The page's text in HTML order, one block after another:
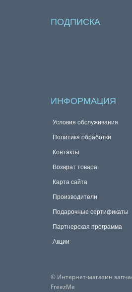
ПОДПИСКА
ИНФОРМАЦИЯ
Условия обслуживания
Политика обработки
Контакты
Возврат товара
Карта сайта
Производители
Подарочные сертификаты
Партнерская программа
Акции
© Интернет-магазин
FreezMe